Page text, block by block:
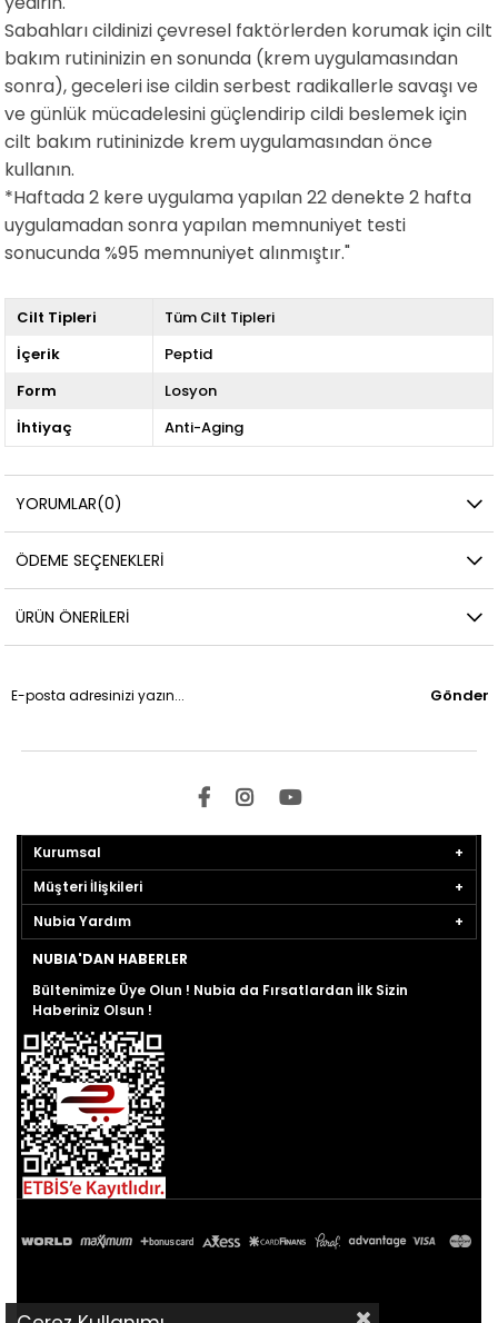
Sabahları cildinizi çevresel faktörlerden korumak için cilt
bakım rutininizin en sonunda (krem uygulamasından
sonra), geceleri ise cildin serbest radikallerle savaşı ve
ve günlük mücadelesini güçlendirip cildi beslemek için
cilt bakım rutininizde krem uygulamasından önce
kullanın.
*Haftada 2 kere uygulama yapılan 22 denekte 2 hafta
uygulamadan sonra yapılan memnuniyet testi
sonucunda %95 memnuniyet alınmıştır."
Cilt Tipleri
Tüm Cilt Tipleri
İçerik
Peptid
Form
Losyon
İhtiyaç
Anti-Aging
YORUMLAR(0)
ÖDEME SEÇENEKLERI
ÜRÜN ÖNERILERI
Gönder
Kurumsal
Müşteri İlişkileri
Nubia Yardım
NUBIA'DAN HABERLER
Bültenimize Üye Olun ! Nubia da Fırsatlardan İlk Sizin
Haberiniz Olsun !